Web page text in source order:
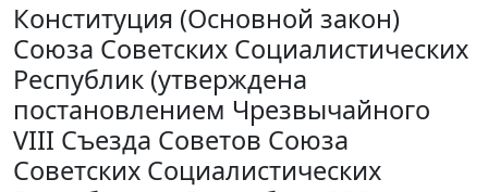
Конституция (Основной закон)
Союза Советских Социалистических
Республик (утверждена
постановлением Чрезвычайного
VIII Съезда Советов Союза
Советских Социалистических